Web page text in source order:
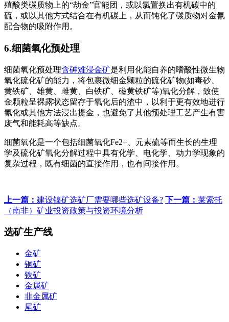
殖酸类碳质物上的“劫金”官能团，或以氯置换出有机碳中的
硫，或以其他方式结合在有机碳上，从而钝化了碳质物对金氰
配合物的吸附作用。
6.细菌氧化预处理
细菌氧化预处理含砷难浸金矿是利用化能自养的嗜酸性微生物
氧化硫化矿的能力，将包裹微细金颗粒的硫化矿物(如毒砂、
黄铁矿、雄黄、雌黄、白铁矿、磁黄铁矿等)氧化分解，致使
金颗粒呈裸露状态留存于氧化后的渣中，以利于更有效地进行
氰化或其他方法浸出提金，也避免了其他预处理工艺产生有害
废气和能耗高等缺点。
细菌氧化是一个包括细菌氧化Fe2+、元素硫等而生长的生理
学及硫化矿氧化分解过程中具有化学、电化学、动力学现象的
复杂过程，既有细菌的直接作用，也有间接作用。
上一篇： 建设镍矿选矿厂需要哪些选矿设备? 下一篇： 莱索托
（南非）矿业投资政策与投资环境分析
选矿生产线
金矿
铜矿
铁矿
金属矿
非金属矿
尾矿